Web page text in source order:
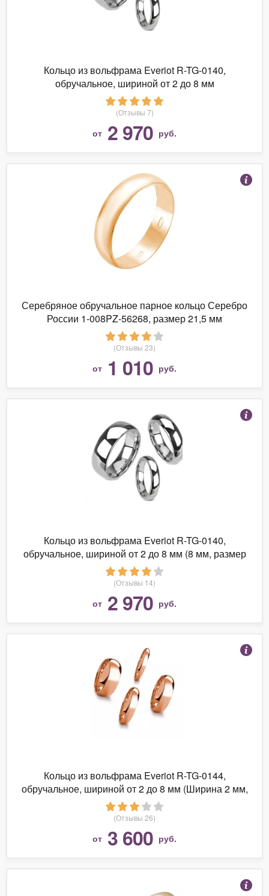
Кольцо из вольфрама Everiot R-TG-0140,
обручальное, шириной от 2 до 8 мм
(Отзывы 7)
от 2 970 руб.
Серебряное обручальное парное кольцо Серебро
России 1-008PZ-56268, размер 21,5 мм
(Отзывы 23)
от 1 010 руб.
Кольцо из вольфрама Everiot R-TG-0140,
обручальное, шириной от 2 до 8 мм (8 мм, размер
13 (наш 22,3))
(Отзывы 14)
от 2 970 руб.
Кольцо из вольфрама Everiot R-TG-0144,
обручальное, шириной от 2 до 8 мм (Ширина 2 мм,
размер 9 (наш 18,2))
(Отзывы 26)
от 3 600 руб.